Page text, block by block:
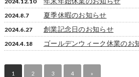
2024.8.7 夏季休暇のお知らせ
2024.6.27 創業記念日のお知らせ
2024.4.18 ゴールデンウィーク休業のお
1 2 3 4 »